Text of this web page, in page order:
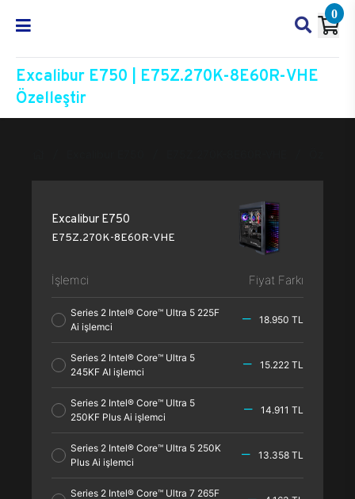
0
Excalibur E750 | E75Z.270K-8E60R-VHE
Özelleştir
Excalibur E750
E75Z.270K-8E60R-VHE
İşlemci Fiyat Farkı
Series 2 Intel® Core™ Ultra 5 225F
Ai işlemci
18.950 TL
Series 2 Intel® Core™ Ultra 5
245KF AI işlemci
15.222 TL
Series 2 Intel® Core™ Ultra 5
250KF Plus Ai işlemci
14.911 TL
Series 2 Intel® Core™ Ultra 5 250K
Plus Ai işlemci
13.358 TL
Series 2 Intel® Core™ Ultra 7 265F